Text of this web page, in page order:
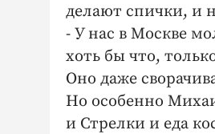
делают спички, и
- У нас в Москве
хоть бы что,
Оно даже
Но особенно
и Стрелки и еда